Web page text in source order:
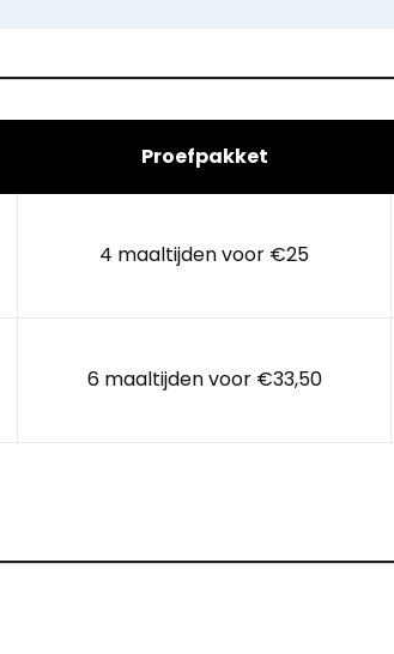
Proefpakket
4 maaltijden voor €25
6 maaltijden voor €33,50